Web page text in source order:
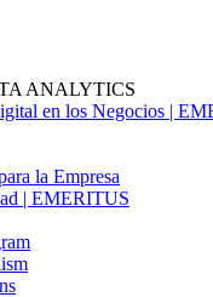
ANALYTICS
en los Negocios |
la Empresa
| EMERITUS